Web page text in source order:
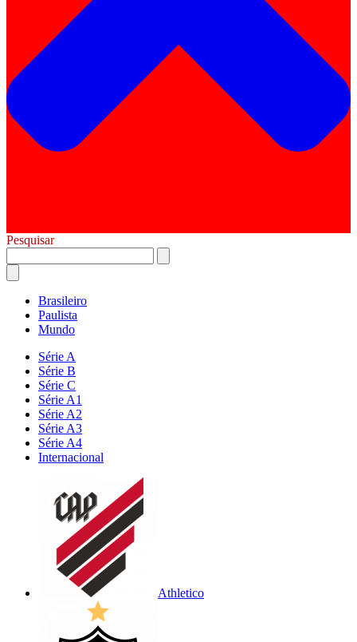
Pesquisar
Brasileiro
Paulista
Mundo
Série A
Série B
Série C
Série A1
Série A2
Série A3
Série A4
Internacional
Athletico